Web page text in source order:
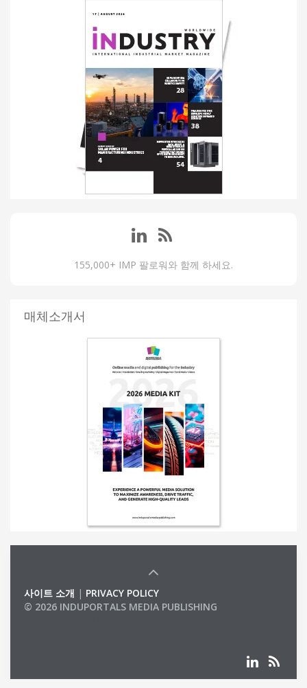
155,000+ IMP 팔로워와 함께 하세요.
매체소개서
사이트 소개 | PRIVACY POLICY
© 2026 INDUPORTALS MEDIA PUBLISHING